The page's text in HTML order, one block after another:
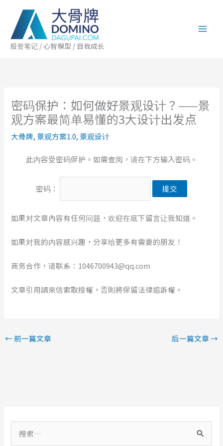
投资笔记 / 心智模型 / 自我成长
密码保护：如何做好景观设计？——景
观方案最简单易懂的3大设计出发点
大骨牌, 景观方案1.0, 景观设计
此内容受密码保护。如需查阅，请在下方输入密码。
密码：
如果对文章內容有任何问题，欢迎在底下留言让我知道。
如果对我的内容感兴趣，分享给更多有需要的朋友！
商务合作，请联系：1046700943@qq.com
文章引用請來信索取授權，否則將保留法律追訴權。
← 前一篇文章 后一篇文章→